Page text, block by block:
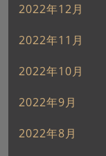
2022年12月
2022年11月
2022年10月
2022年9月
2022年8月